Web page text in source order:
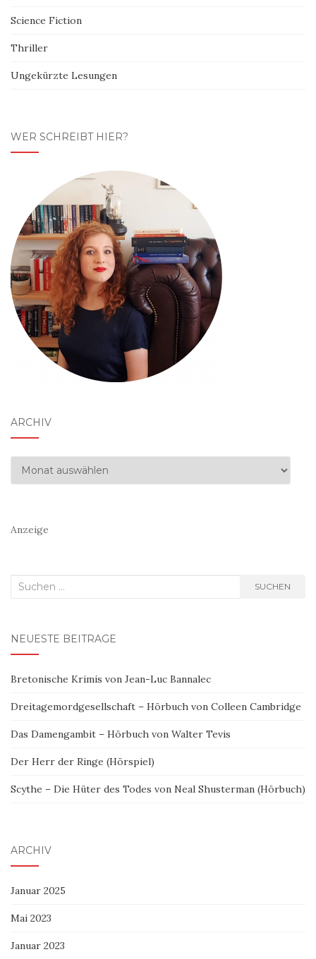
Science Fiction
Thriller
Ungekürzte Lesungen
WER SCHREIBT HIER?
ARCHIV
Archiv
Anzeige
Suchen
SUCHEN
NEUESTE BEITRÄGE
Bretonische Krimis von Jean-Luc Bannalec
Dreitagemordgesellschaft – Hörbuch von Colleen Cambridge
Das Damengambit – Hörbuch von Walter Tevis
Der Herr der Ringe (Hörspiel)
Scythe – Die Hüter des Todes von Neal Shusterman (Hörbuch)
ARCHIV
Januar 2025
Mai 2023
Januar 2023